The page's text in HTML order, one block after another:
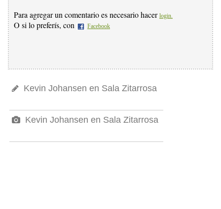
Para agregar un comentario es necesario hacer login.
O si lo preferís, con Facebook
Kevin Johansen en Sala Zitarrosa
Kevin Johansen en Sala Zitarrosa